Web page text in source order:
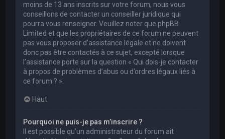
moins de 13 ans inscrits sur votre forum, nous vous
conseillons de contacter un conseiller juridique qui
pourra vous renseigner. Veuillez noter que phpBB
Limited et que les propriétaires de ce forum ne peuvent
pas vous proposer d’assistance légale et ne doivent
donc pas être contactés à ce sujet, excepté lorsque
l’assistance porte sur la question « Qui dois-je contacter
à propos de problèmes d’abus ou d’ordres légaux liés à
ce forum ? ».
Haut
Pourquoi ne puis-je pas m’inscrire ?
Il est possible qu’un administrateur du forum ait